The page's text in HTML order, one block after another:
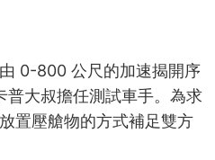
0-800 公尺的加速揭開序
大叔擔任測試車手。為求
置壓艙物的方式補足雙方